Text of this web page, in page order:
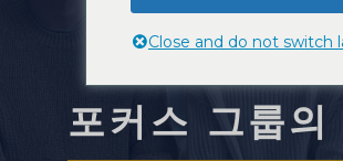
포커스 그룹의
Close and do not switch